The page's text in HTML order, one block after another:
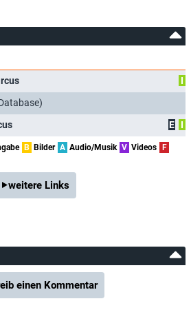
I
E I
B Bilder A Audio/Musik V Videos F
weitere Links
einen Kommentar